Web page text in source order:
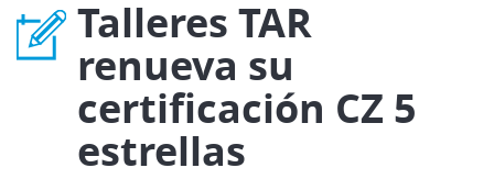
Talleres TAR
renueva su
certificación CZ 5
estrellas